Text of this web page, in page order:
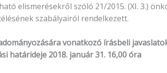
elismerésekről szóló 21/2015. (XI. 3.)
szabályairól rendelkezett.
vonatkozó írásbeli
határideje 2018. január 31. 16,00 óra